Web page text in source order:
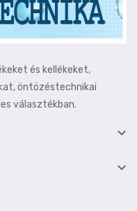
és kellékeket,
öntözéstechnikai
választékban.

